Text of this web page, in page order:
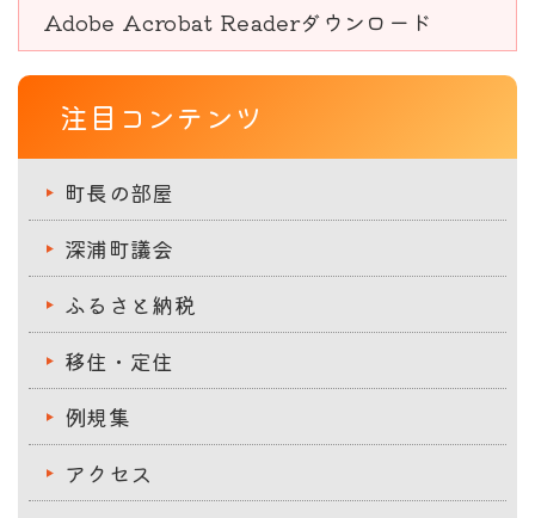
Adobe Acrobat Readerダウンロード
注目コンテンツ
町長の部屋
深浦町議会
ふるさと納税
移住・定住
例規集
アクセス